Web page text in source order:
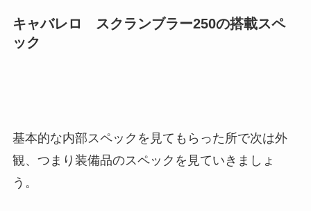
キャバレロ スクランブラー250の搭載スペ
ック
基本的な内部スペックを見てもらった所で次は外
観、つまり装備品のスペックを見ていきましょ
う。